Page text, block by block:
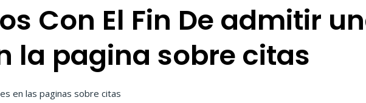
Con El Fin De admitir
la pagina sobre citas
en las paginas sobre citas